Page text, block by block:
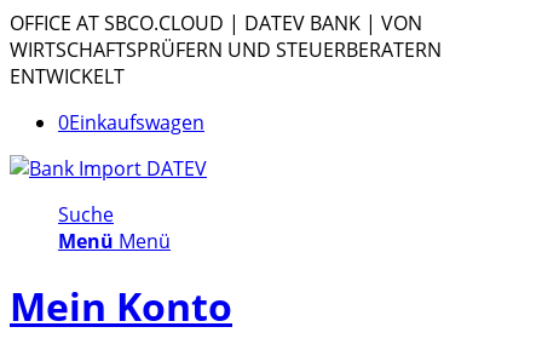
OFFICE AT SBCO.CLOUD | DATEV BANK | VON
WIRTSCHAFTSPRÜFERN UND STEUERBERATERN
ENTWICKELT
0Einkaufswagen
Suche
Menü Menü
Mein Konto